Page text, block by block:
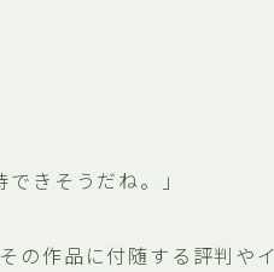
きそうだね。」
の作品に付随する評判やイ